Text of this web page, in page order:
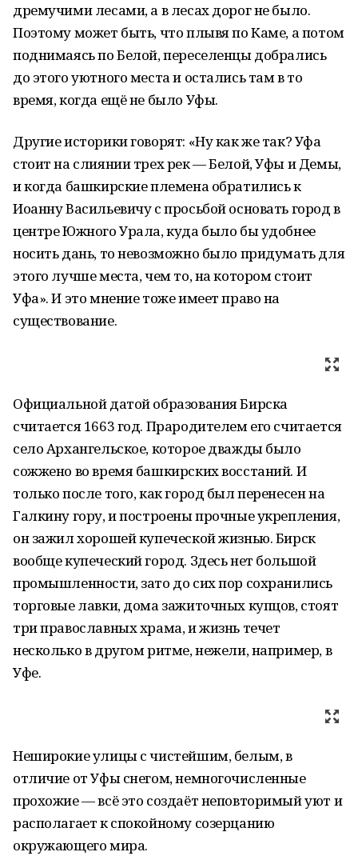
дремучими лесами, а в лесах дорог не было.
Поэтому может быть, что плывя по Каме, а потом
поднимаясь по Белой, переселенцы добрались
до этого уютного места и остались там в то
время, когда ещё не было Уфы.
Другие историки говорят: «Ну как же так? Уфа
стоит на слиянии трех рек — Белой, Уфы и Демы,
и когда башкирские племена обратились к
Иоанну Васильевичу с просьбой основать город в
центре Южного Урала, куда было бы удобнее
носить дань, то невозможно было придумать для
этого лучше места, чем то, на котором стоит
Уфа». И это мнение тоже имеет право на
существование.
Официальной датой образования Бирска
считается 1663 год. Прародителем его считается
село Архангельское, которое дважды было
сожжено во время башкирских восстаний. И
только после того, как город был перенесен на
Галкину гору, и построены прочные укрепления,
он зажил хорошей купеческой жизнью. Бирск
вообще купеческий город. Здесь нет большой
промышленности, зато до сих пор сохранились
торговые лавки, дома зажиточных купцов, стоят
три православных храма, и жизнь течет
несколько в другом ритме, нежели, например, в
Уфе.
Неширокие улицы с чистейшим, белым, в
отличие от Уфы снегом, немногочисленные
прохожие — всё это создаёт неповторимый уют и
располагает к спокойному созерцанию
окружающего мира.